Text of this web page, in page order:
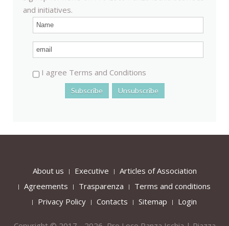
and initiatives.
I agree Terms and Conditions
About us Executive
Articles of Association
Agreements
Trasparenza
Terms and conditions
Privacy Policy
Contacts Sitemap Login